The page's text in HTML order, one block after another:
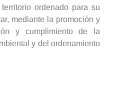
ordenado para su
mediante la promoción y
y cumplimiento de la
y del ordenamiento